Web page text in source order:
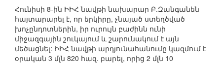
Հունիսի 8-ին ԻԻՀ նավթի նախարար Բ.Զանգանեն
հայտարարել է, որ երկիրը, չնայած ստեղծված
խոչընդոտներին, իր ուրույն բաժինն ունի
միջազգային շուկայում և շարունակում է այն
մեծացնել: ԻԻՀ նավթի արդյունահանումը կազմում է
օրական 3 մլն 820 հազ. բարել, որից 2 մլն 10